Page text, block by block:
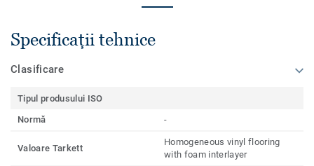
Specificații tehnice
Clasificare
Tipul produsului ISO
Normă
-
Valoare Tarkett
Homogeneous vinyl flooring
with foam interlayer